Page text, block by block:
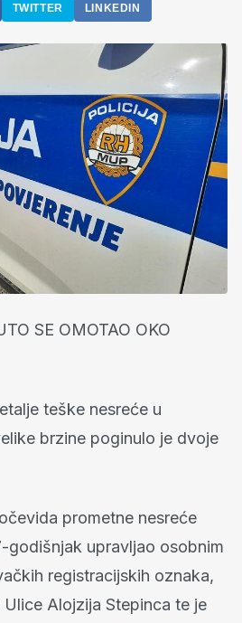
TWITTER LINKEDIN
SE OMOTAO OKO
teške nesreće u
brzine poginulo je dvoje
prometne nesreće
godišnjak upravljao osobnim
registracijskih oznaka,
Alojzija Stepinca te je